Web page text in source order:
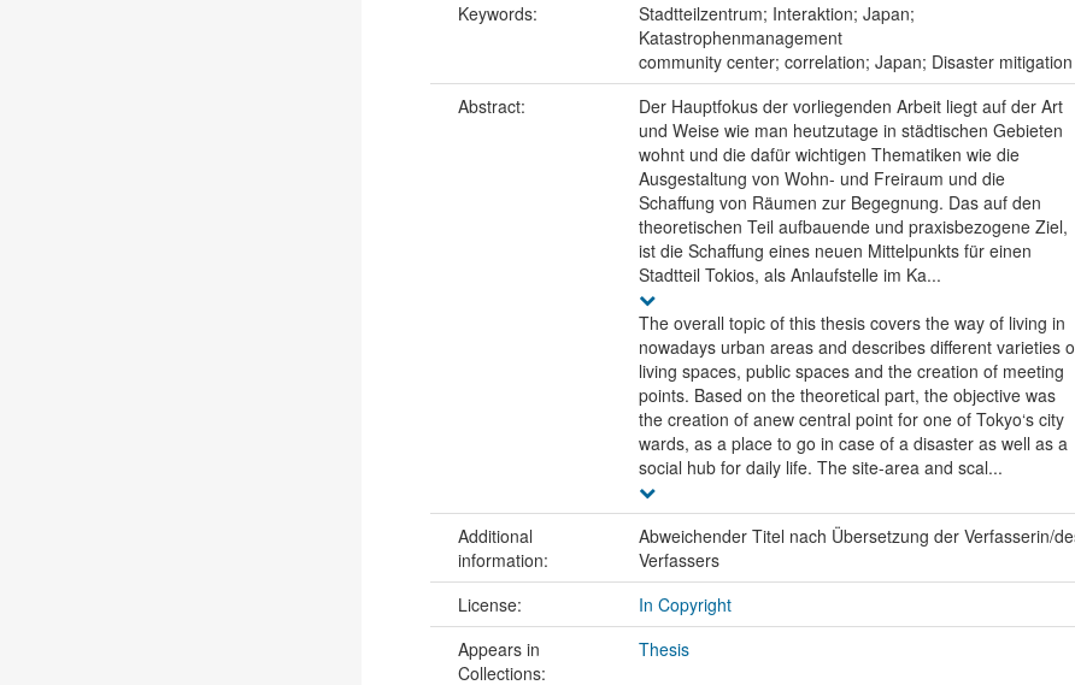
Keywords:
Stadtteilzentrum; Interaktion; Japan;
Katastrophenmanagement
community center; correlation; Japan; Disaster mitigation
Abstract:
Der Hauptfokus der vorliegenden Arbeit liegt auf der Art
und Weise wie man heutzutage in städtischen Gebieten
wohnt und die dafür wichtigen Thematiken wie die
Ausgestaltung von Wohn- und Freiraum und die
Schaffung von Räumen zur Begegnung. Das auf den
theoretischen Teil aufbauende und praxisbezogene Ziel,
ist die Schaffung eines neuen Mittelpunkts für einen
Stadtteil Tokios, als Anlaufstelle im Ka...
The overall topic of this thesis covers the way of living in
nowadays urban areas and describes different varieties
living spaces, public spaces and the creation of meeting
points. Based on the theoretical part, the objective was
the creation of anew central point for one of Tokyo‘s city
wards, as a place to go in case of a disaster as well as a
social hub for daily life. The site-area and scal...
Additional
information:
Abweichender Titel nach Übersetzung der Verfasserin/
Verfassers
License: In Copyright
Appears in
Collections:
Thesis